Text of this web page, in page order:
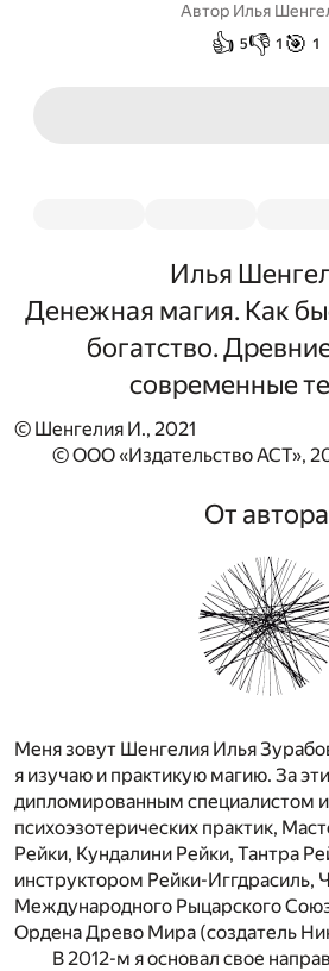
Автор Илья
👍 5👎 1 🎯 1
Илья
Денежная магия. Как
богатство.
современные
© Шенгелия И., 2021
© ООО «Издательство АСТ»,
От автора
Меня зовут Шенгелия Илья
я изучаю и практикую магию. За
дипломированным специалистом
психоэзотерических практик,
Рейки, Кундалини Рейки, Тантра
инструктором Рейки-Иггдрасиль,
Международного Рыцарского
Ордена Древо Мира (создатель
В 2012-м я основал свое